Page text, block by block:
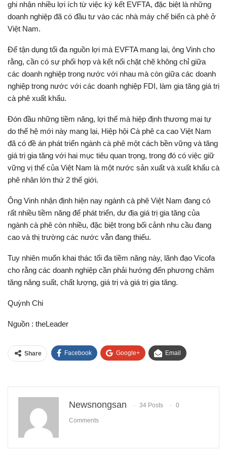
ghi nhận nhiều lợi ích từ việc ký kết EVFTA, đặc biệt là những
doanh nghiệp đã có đầu tư vào các nhà máy chế biến cà phê ở
Việt Nam.
Để tận dụng tối đa nguồn lợi mà EVFTA mang lại, ông Vinh cho
rằng, cần có sự phối hợp và kết nối chặt chẽ không chỉ giữa
các doanh nghiệp trong nước với nhau mà còn giữa các doanh
nghiệp trong nước với các doanh nghiệp FDI, làm gia tăng giá trị
cà phê xuất khẩu.
Đón đầu những tiềm năng, lợi thế mà hiệp định thương mại tự
do thế hệ mới này mang lại, Hiệp hội Cà phê ca cao Việt Nam
đã có đề án phát triển ngành cà phê một cách bền vững và tăng
giá trị gia tăng với hai mục tiêu quan trọng, trong đó có việc giữ
vững vị thế của Việt Nam là một nước sản xuất và xuất khẩu cà
phê nhân lớn thứ 2 thế giới.
Ông Vinh nhận định hiện nay ngành cà phê Việt Nam đang có
rất nhiều tiềm năng để phát triển, dư địa giá trị gia tăng của
ngành cà phê còn nhiều, đặc biệt trong bối cảnh nhu cầu đang
cao và thị trường các nước vẫn đang thiếu.
Tuy nhiên muốn khai thác tối đa tiềm năng này, lãnh đạo Vicofa
cho rằng các doanh nghiệp cần phải hướng đến phương châm
tăng năng suất, chất lượng, giá trị và giá trị gia tăng.
Quỳnh Chi
Nguồn : theLeader
Share Facebook Google+ Email
Newsnongsan 34 Posts 0
Comments